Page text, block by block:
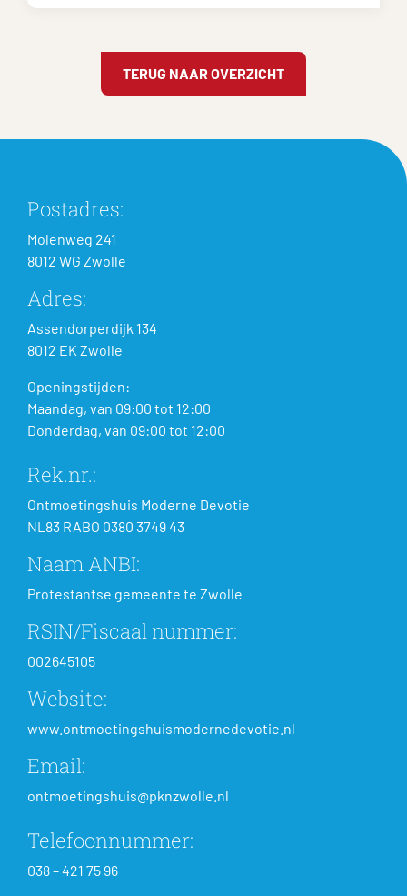
TERUG NAAR OVERZICHT
Postadres:
Molenweg 241
8012 WG Zwolle
Adres:
Assendorperdijk 134
8012 EK Zwolle
Openingstijden:
Maandag, van 09:00 tot 12:00
Donderdag, van 09:00 tot 12:00
Rek.nr.:
Ontmoetingshuis Moderne Devotie
NL83 RABO 0380 3749 43
Naam ANBI:
Protestantse gemeente te Zwolle
RSIN/Fiscaal nummer:
002645105
Website:
www.ontmoetingshuismodernedevotie.nl
Email:
ontmoetingshuis@pknzwolle.nl
Telefoonnummer:
038 – 421 75 96